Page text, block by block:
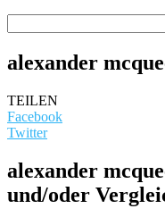
alexander
TEILEN
Facebook
Twitter
alexander
und/oder